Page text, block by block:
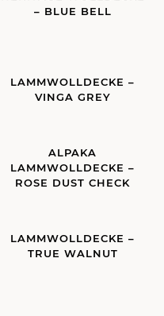
– BLUE BELL
LAMMWOLLDECKE –
VINGA GREY
ALPAKA
LAMMWOLLDECKE –
ROSE DUST CHECK
LAMMWOLLDECKE –
TRUE WALNUT